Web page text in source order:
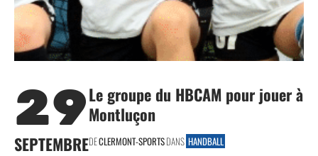
29
SEPTEMBRE
Le groupe du HBCAM pour jouer à
Montluçon
DECLERMONT-SPORTSDANS HANDBALL